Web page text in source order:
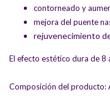
contorneado y
mejora del puente
rejuvenecimiento
El efecto estético dura de 8
Composición del producto: